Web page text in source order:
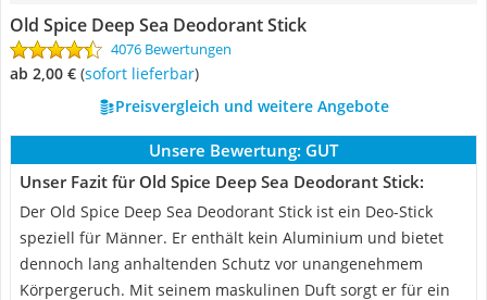
Old Spice Deep Sea Deodorant Stick
4076 Bewertungen
ab 2,00 € ( Sofort lieferbar)
Preisvergleich und weitere Angebote
Unsere Bewertung: GUT
Unser Fazit für Old Spice Deep Sea Deodorant Stick:
Der Old Spice Deep Sea Deodorant Stick ist ein Deo-Stick
speziell für Männer. Er enthält kein Aluminium und bietet
dennoch lang anhaltenden Schutz vor unangenehmem
Körpergeruch. Mit seinem maskulinen Duft sorgt er für ein